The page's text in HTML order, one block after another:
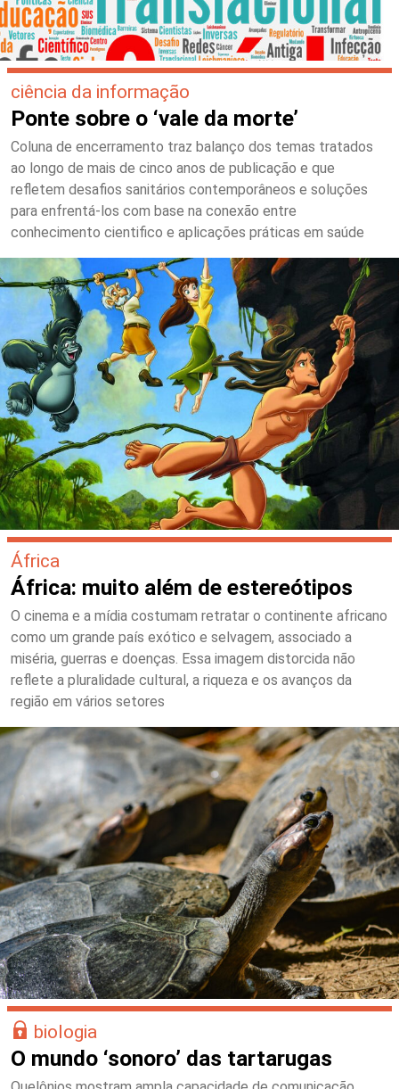
ciência da informação
Ponte sobre o ‘vale da morte’
Coluna de encerramento traz balanço dos temas tratados
ao longo de mais de cinco anos de publicação e que
refletem desafios sanitários contemporâneos e soluções
para enfrentá-los com base na conexão entre
conhecimento cientifico e aplicações práticas em saúde
África
África: muito além de estereótipos
O cinema e a mídia costumam retratar o continente africano
como um grande país exótico e selvagem, associado a
miséria, guerras e doenças. Essa imagem distorcida não
reflete a pluralidade cultural, a riqueza e os avanços da
região em vários setores
biologia
O mundo ‘sonoro’ das tartarugas